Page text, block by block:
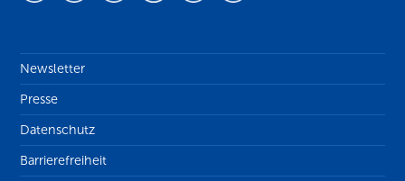
Newsletter
Presse
Datenschutz
Barrierefreiheit